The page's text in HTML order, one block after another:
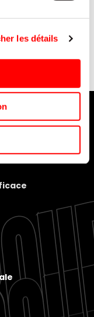
les détails
FAST FOOD 5 BTES